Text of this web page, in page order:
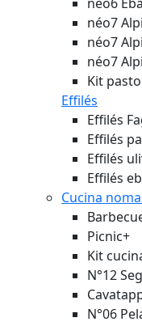
néo7
néo7
néo7
Kit
Effilés
Effilés
Effilés
Effilés
Effilés
Cucina
Picnic+
Kit
N°12
N°06